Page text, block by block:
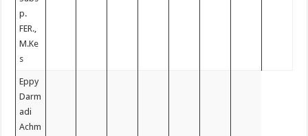
p.
FER.,
M.Ke
s
Eppy
Darm
adi
Achm